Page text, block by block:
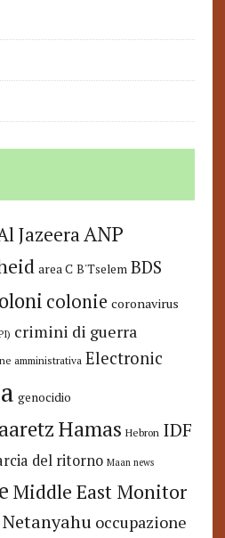
JazeeraANP
area C B'Tselem BDS
colonie coronavirus
crimini di guerra
amministrativa Electronic
genocidio
Hamas Hebron IDF
del ritorno Maan news
Middle East Monitor
Netanyahu occupazione